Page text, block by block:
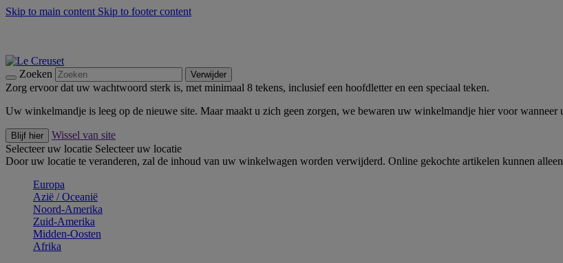
Skip to main content Skip to footer content
Zoeken Verwijder
Zorg ervoor dat uw wachtwoord sterk is, met minimaal 8 tekens, inclusief een hoofdletter en een speciaal teken.
Uw winkelmandje is leeg op de nieuwe site. Maar maakt u zich geen zorgen, we bewaren uw winkelmandje hier voor wanneer
Blijf hier
Wissel van site
Selecteer uw locatie Selecteer uw locatie
Door uw locatie te veranderen, zal de inhoud van uw winkelwagen worden verwijderd. Online gekochte artikelen kunnen
Europa
Aziё / Oceaniё
Noord-Amerika
Zuid-Amerika
Midden-Oosten
Afrika